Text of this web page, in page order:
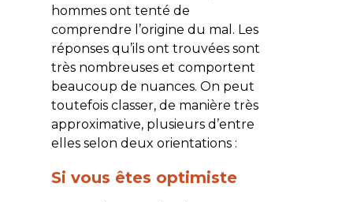
hommes ont tenté de
comprendre l’origine du mal. Les
réponses qu’ils ont trouvées sont
très nombreuses et comportent
beaucoup de nuances. On peut
toutefois classer, de manière très
approximative, plusieurs d’entre
elles selon deux orientations :
Si vous êtes optimiste